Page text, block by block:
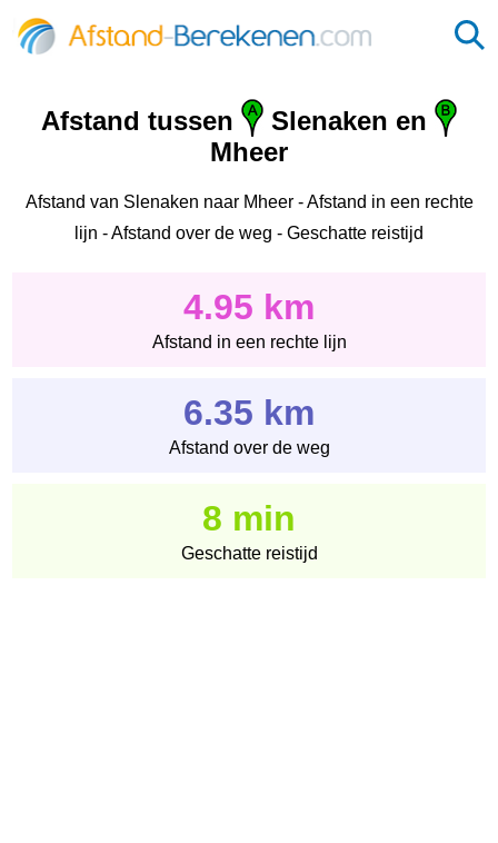
Afstand tussen
Slenaken en
Mheer
Afstand van Slenaken naar Mheer - Afstand in een rechte
lijn - Afstand over de weg - Geschatte reistijd
4.95 km
Afstand in een rechte lijn
6.35 km
Afstand over de weg
8 min
Geschatte reistijd